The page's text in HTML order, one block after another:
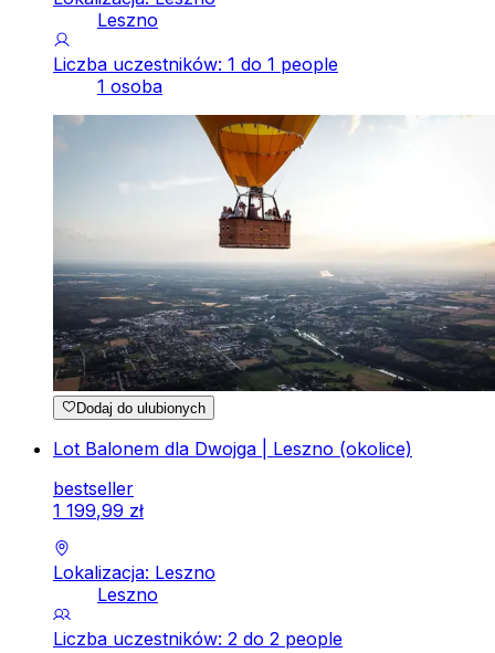
Leszno
Liczba uczestników: 1 do 1 people
1 osoba
Dodaj do ulubionych
Lot Balonem dla Dwojga | Leszno (okolice)
bestseller
1 199,99 zł
Lokalizacja: Leszno
Leszno
Liczba uczestników: 2 do 2 people